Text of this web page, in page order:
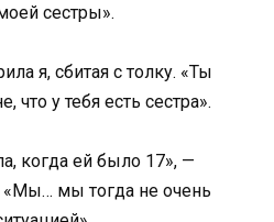
сестры».
я, сбитая с толку. «Ты
что у тебя есть сестра».
когда ей было 17», —
мы тогда не очень